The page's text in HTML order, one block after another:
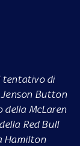
tentativo di
Button
McLaren
Red Bull
Hamilton